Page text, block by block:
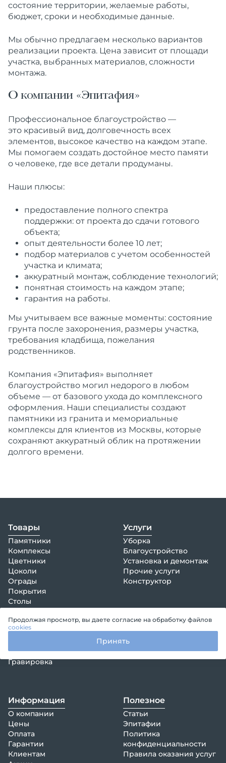
состояние территории, желаемые работы,
бюджет, сроки и необходимые данные.
Мы обычно предлагаем несколько вариантов
реализации проекта. Цена зависит от площади
участка, выбранных материалов, сложности
монтажа.
О компании «Эпитафия»
Профессиональное благоустройство —
это красивый вид, долговечность всех
элементов, высокое качество на каждом этапе.
Мы помогаем создать достойное место памяти
о человеке, где все детали продуманы.
Наши плюсы:
предоставление полного спектра
поддержки: от проекта до сдачи готового
объекта;
опыт деятельности более 10 лет;
подбор материалов с учетом особенностей
участка и климата;
аккуратный монтаж, соблюдение технологий;
понятная стоимость на каждом этапе;
гарантия на работы.
Мы учитываем все важные моменты: состояние
грунта после захоронения, размеры участка,
требования кладбища, пожелания
родственников.
Компания «Эпитафия» выполняет
благоустройство могил недорого в любом
объеме — от базового ухода до комплексного
оформления. Наши специалисты создают
памятники из гранита и мемориальные
комплексы для клиентов из Москвы, которые
сохраняют аккуратный облик на протяжении
долгого времени.
Товары
Памятники
Комплексы
Цветники
Цоколи
Ограды
Покрытия
Столы
Кресты
Венки, композиции
Оформление памятника
Гравировка
Услуги
Уборка
Благоустройство
Установка и демонтаж
Прочие услуги
Конструктор
Информация
О компании
Цены
Оплата
Гарантии
Клиентам
Полезное
Статьи
Эпитафии
Политика
конфиденциальности
Правила оказания услуг
Продолжая просмотр, вы даете согласие на обработку файлов
cookies
Принять